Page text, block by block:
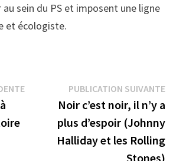
sein du PS et imposent une ligne
et écologiste.
Publication
précédente :
PUBLICATION SUIVANTE
Noir c’est noir, il n’y a
plus d’espoir (Johnny
Halliday et les Rolling
Stones)